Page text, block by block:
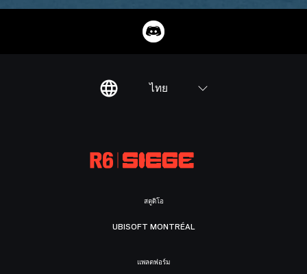
ไทย
สตูดิโอ
UBISOFT MONTRÉAL
แพลตฟอร์ม